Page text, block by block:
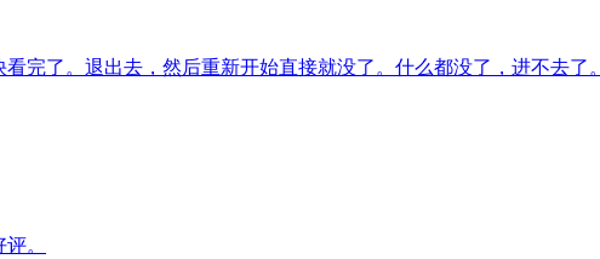
完了。退出去，然后重新开始直接就没了。什么都没了，进不去了。
。